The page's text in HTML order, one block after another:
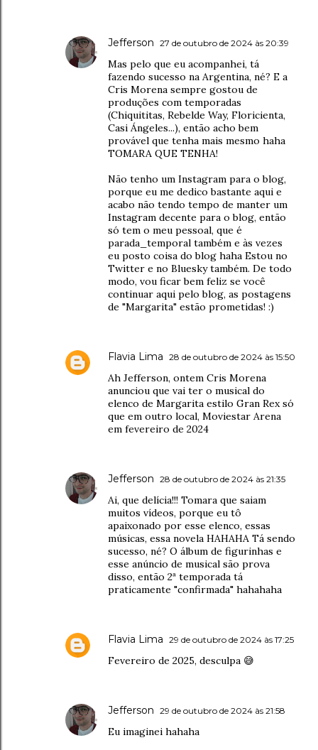
Jefferson 27 de outubro de 2024 às 20:39
Mas pelo que eu acompanhei, tá
fazendo sucesso na Argentina, né? E a
Cris Morena sempre gostou de
produções com temporadas
(Chiquititas, Rebelde Way, Floricienta,
Casi Ángeles...), então acho bem
provável que tenha mais mesmo haha
TOMARA QUE TENHA!
Não tenho um Instagram para o blog,
porque eu me dedico bastante aqui e
acabo não tendo tempo de manter um
Instagram decente para o blog, então
só tem o meu pessoal, que é
parada_temporal também e às vezes
eu posto coisa do blog haha Estou no
Twitter e no Bluesky também. De todo
modo, vou ficar bem feliz se você
continuar aqui pelo blog, as postagens
de "Margarita" estão prometidas! :)
Flavia Lima 28 de outubro de 2024 às 15:50
Ah Jefferson, ontem Cris Morena
anunciou que vai ter o musical do
elenco de Margarita estilo Gran Rex só
que em outro local, Moviestar Arena
em fevereiro de 2024
Jefferson 28 de outubro de 2024 às 21:35
Ai, que delícia!!! Tomara que saiam
muitos vídeos, porque eu tô
apaixonado por esse elenco, essas
músicas, essa novela HAHAHA Tá sendo
sucesso, né? O álbum de figurinhas e
esse anúncio de musical são prova
disso, então 2ª temporada tá
praticamente "confirmada" hahahaha
Flavia Lima 29 de outubro de 2024 às 17:25
Fevereiro de 2025, desculpa 😅
Jefferson 29 de outubro de 2024 às 21:58
Eu imaginei hahaha